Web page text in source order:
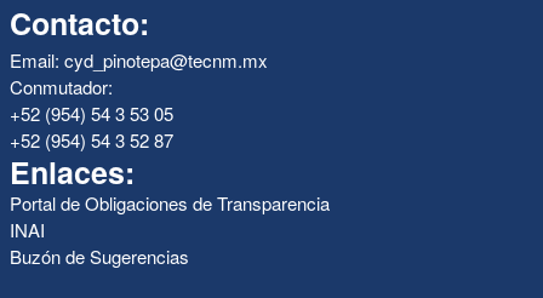
Contacto:
Email: cyd_pinotepa@tecnm.mx
Conmutador:
+52 (954) 54 3 53 05
+52 (954) 54 3 52 87
Enlaces:
Portal de Obligaciones de Transparencia
INAI
Buzón de Sugerencias